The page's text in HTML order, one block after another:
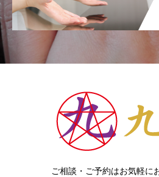
ご相談・ご予約はお気軽に